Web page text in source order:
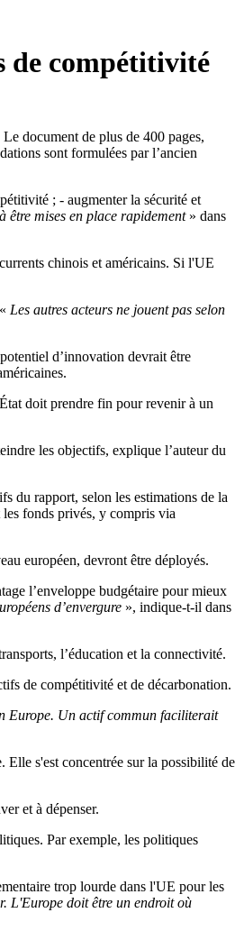
de compétitivité
document de plus de 400 pages,
sont formulées par l’ancien
; - augmenter la sécurité et
être mises en place rapidement » dans
chinois et américains. Si l'UE
Les autres acteurs ne jouent pas selon
d’innovation devrait être
doit prendre fin pour revenir à un
les objectifs, explique l’auteur du
du rapport, selon les estimations de la
fonds privés, y compris via
européen, devront être déployés.
l’enveloppe budgétaire pour mieux
d’envergure », indique-t-il dans
l’éducation et la connectivité.
de compétitivité et de décarbonation.
Europe. Un actif commun faciliterait
Elle s'est concentrée sur la possibilité de
et à dépenser.
Par exemple, les politiques
trop lourde dans l'UE pour les
L'Europe doit être un endroit où